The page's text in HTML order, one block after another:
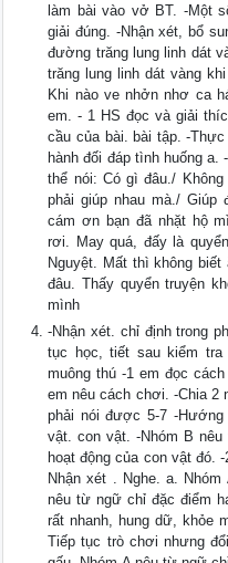
làm bài vào vở BT. -Một
giải đúng. -Nhận xét, bổ
đường trăng lung linh dát
trăng lung linh dát vàng
Khi nào ve nhởn nhơ ca
em. - 1 HS đọc và giải
cầu của bài. bài tập. -
hành đối đáp tình huống
thể nói: Có gì đâu./
phải giúp nhau mà./
cám ơn bạn đã nhặt hộ
rơi. May quá, đấy là
Nguyệt. Mất thì không
đâu. Thấy quyển truyện
mình
-Nhận xét. chỉ định trong
tục học, tiết sau kiểm
muông thú -1 em đọc
em nêu cách chơi. -Chia 2
phải nói được 5-7 -
vật. con vật. -Nhóm B
hoạt động của con vật đó.
Nhận xét . Nghe. a.
nêu từ ngữ chỉ đặc điểm
rất nhanh, hung dữ, khỏe
Tiếp tục trò chơi nhưng